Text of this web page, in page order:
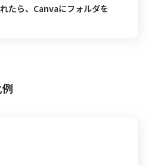
たら、Canvaにフォルダを